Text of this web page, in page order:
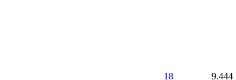
18 9.444